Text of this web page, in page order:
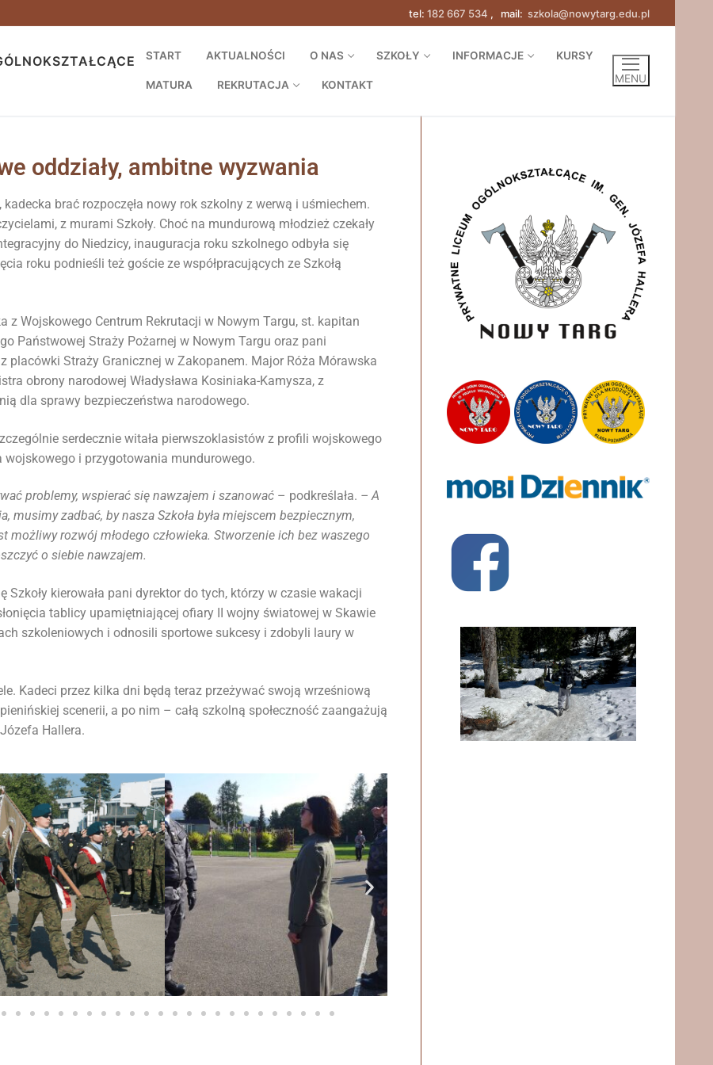
tel: 182 667 534 , mail: szkola@nowytarg.edu.pl
START AKTUALNOŚCI O NAS SZKOŁY INFORMACJE KURSY
MATURA REKRUTACJA KONTAKT MENU
oddziały, ambitne wyzwania
brać rozpoczęła nowy rok szkolny z werwą i uśmiechem.
z murami Szkoły. Choć na mundurową młodzież czekały
do Niedzicy, inauguracja roku szkolnego odbyła się
roku podnieśli też goście ze współpracujących ze Szkołą
Wojskowego Centrum Rekrutacji w Nowym Targu, st. kapitan
Państwowej Straży Pożarnej w Nowym Targu oraz pani
placówki Straży Granicznej w Zakopanem. Major Róża Mórawska
obrony narodowej Władysława Kosiniaka-Kamysza, z
dla sprawy bezpieczeństwa narodowego.
serdecznie witała pierwszoklasistów z profili wojskowego
i przygotowania mundurowego.
problemy, wspierać się nawzajem i szanować – podkreślała. – A
zadbać, by nasza Szkoła była miejscem bezpiecznym,
rozwój młodego człowieka. Stworzenie ich bez waszego
o siebie nawzajem.
kierowała pani dyrektor do tych, którzy w czasie wakacji
tablicy upamiętniającej ofiary II wojny światowej w Skawie
szkoleniowych i odnosili sportowe sukcesy i zdobyli laury w
Kadeci przez kilka dni będą teraz przeżywać swoją wrześniową
scenerii, a po nim – całą szkolną społeczność zaangażują
Hallera.